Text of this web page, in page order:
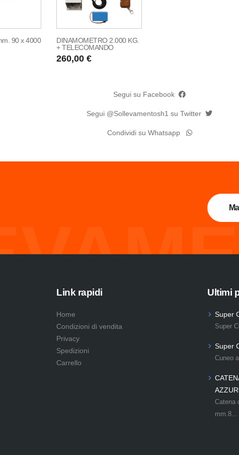
90 x 4000
DINAMOMETRO 2.000 KG.
+ TELECOMANDO
260,00 €
Segui su Facebook
Segui @Sollevamentosh1 su Twitter
Condividi su Whatsapp
Link rapidi
Home
Condizioni di vendita
Privacy
Spedizioni
Carrello
Ultimi
Super
Super
Super
Cuneo
Catena
mm.8...